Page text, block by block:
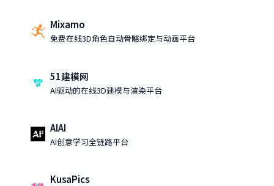
Mixamo
免费在线3D角色自动骨骼绑定与动画平台
51建模网
AI驱动的在线3D建模与渲染平台
AIAI
AI创意学习全链路平台
KusaPics